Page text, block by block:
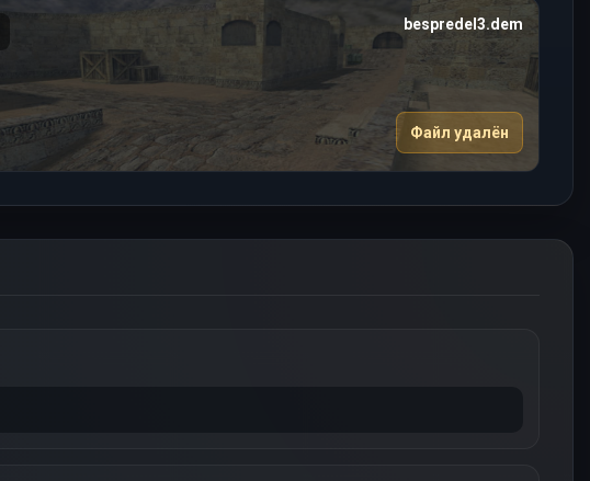
bespredel3.dem
Файл удалён